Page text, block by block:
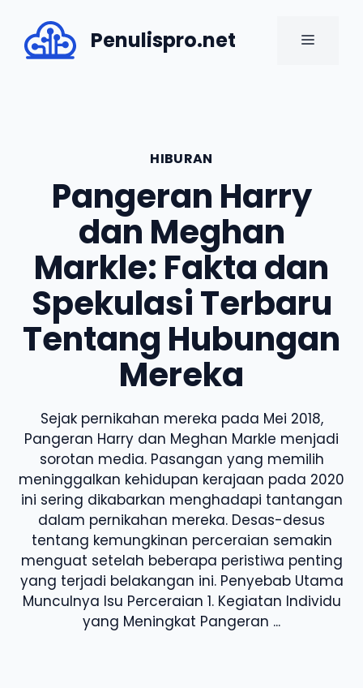
content
Penulispro.net MENU
HIBURAN
Pangeran Harry
dan Meghan
Markle: Fakta dan
Spekulasi Terbaru
Tentang Hubungan
Mereka
Sejak pernikahan mereka pada Mei 2018,
Pangeran Harry dan Meghan Markle menjadi
sorotan media. Pasangan yang memilih
meninggalkan kehidupan kerajaan pada 2020
ini sering dikabarkan menghadapi tantangan
dalam pernikahan mereka. Desas-desus
tentang kemungkinan perceraian semakin
menguat setelah beberapa peristiwa penting
yang terjadi belakangan ini. Penyebab Utama
Munculnya Isu Perceraian 1. Kegiatan Individu
yang Meningkat Pangeran ...